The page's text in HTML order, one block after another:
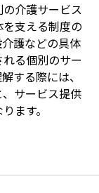
介護サービス
支える制度の
護などの具体
る個別のサー
する際には、
サービス提供
ます。